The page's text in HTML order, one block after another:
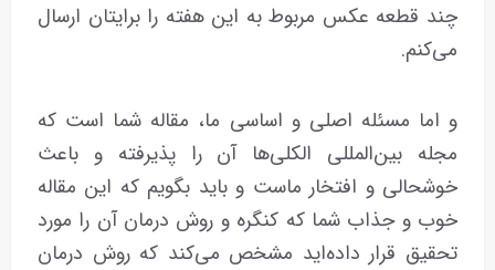
چند قطعه عکس مربوط به این هفته را برایتان ارسال
می‌کنم.
و اما مسئله اصلی و اساسی ما، مقاله شما است که
مجله بین‌المللی الکلی‌ها آن را پذیرفته و باعث
خوشحالی و افتخار ماست و باید بگویم که این مقاله
خوب و جذاب شما که کنگره و روش درمان آن را مورد
تحقیق قرار داده‌اید مشخص می‌کند که روش درمان